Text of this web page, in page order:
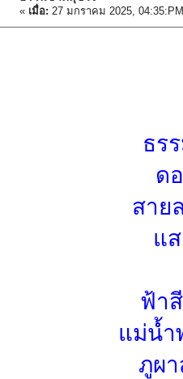
« เมื่อ: 27 มกราคม 2025,
ธร
ด
สาย
แ
ฟ้า
แม่น้ำ
ภูผ